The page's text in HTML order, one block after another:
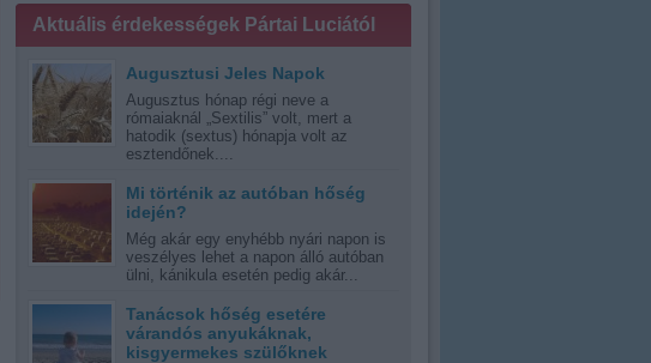
Aktuális érdekességek Pártai Luciától
Augusztusi Jeles Napok
Augusztus hónap régi neve a
rómaiaknál „Sextilis” volt, mert a
hatodik (sextus) hónapja volt az
esztendőnek....
Mi történik az autóban hőség
idején?
Még akár egy enyhébb nyári napon is
veszélyes lehet a napon álló autóban
ülni, kánikula esetén pedig akár...
Tanácsok hőség esetére
várandós anyukáknak,
kisgyermekes szülőknek